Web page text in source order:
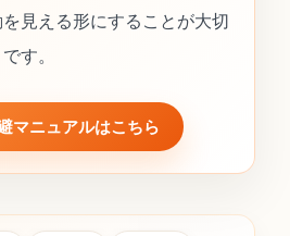
見える形にすることが大切
です。
マニュアルはこちら